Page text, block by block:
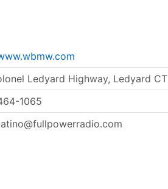
Ledyard Highway, Ledyard
1065